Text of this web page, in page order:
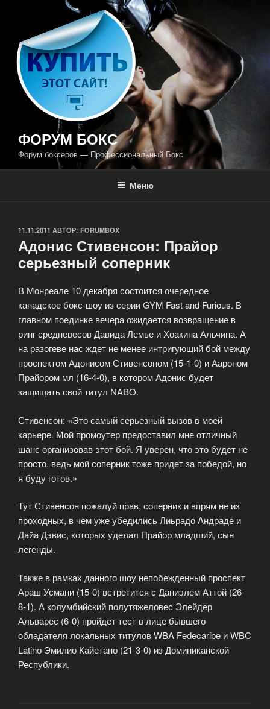
содержимому
ФОРУМ БОКС
Форум боксеров — Профессиональный Бокс
Меню
ОПУБЛИКОВАНО
11.11.2011 АВТОР: FORUMBOX
Адонис Стивенсон: Прайор
серьезный соперник
В Монреале 10 декабря состоится очередное
канадское бокс-шоу из серии GYM Fast and Furious. В
главном поединке вечера ожидается возвращение в
ринг средневесов Давида Лемье и Хоакина Альчина. А
на разогеве нас ждет не менее интригующий бой между
проспектом Адонисом Стивенсоном (15-1-0) и Аароном
Прайором мл (16-4-0), в котором Адонис будет
защищать свой титул NABO.
Стивенсон: «Это самый серьезный вызов в моей
карьере. Мой промоутер предоставил мне отличный
шанс организовав этот бой. Я уверен, что это будет не
просто, ведь мой соперник тоже придет за победой, но
я буду готов.»
Тут Стивенсон пожалуй прав, соперник и впрям не из
проходных, в чем уже убедились Лиьрадо Андраде и
Дайа Дэвис, которых уделал Прайор младший, сын
легенды.
Также в рамках данного шоу непобежденный проспект
Араш Усмани (15-0) встретится с Даниэлем Аттой (26-
8-1). А колумбийский полутяжеловес Элейдер
Альварес (6-0) пройдет тест в лице бывшего
обладателя локальных титулов WBA Fedecaribe и WBC
Latinо Эмилио Кайетано (21-3-0) из Доминиканской
Республики.